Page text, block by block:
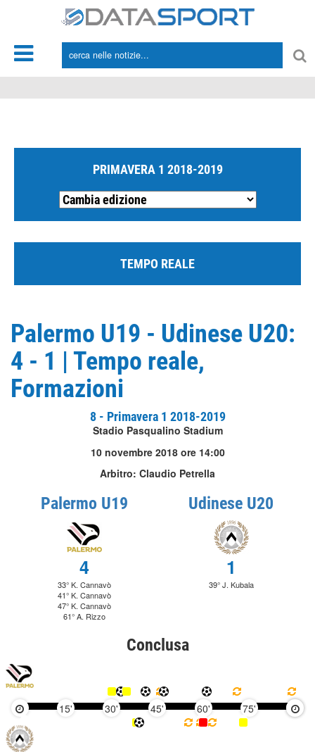
PRIMAVERA 1 2018-2019
TEMPO REALE
Palermo U19 - Udinese U20:
4 - 1 | Tempo reale,
Formazioni
8 - Primavera 1 2018-2019
Stadio Pasqualino Stadium
10 novembre 2018 ore 14:00
Arbitro: Claudio Petrella
Palermo U19
4
33° K. Cannavò
41° K. Cannavò
47° K. Cannavò
61° A. Rizzo
Udinese U20
1
39° J. Kubala
Conclusa
15' 30' 45' 60' 75' 90'